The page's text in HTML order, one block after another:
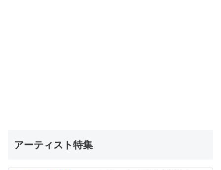
アーティスト特集